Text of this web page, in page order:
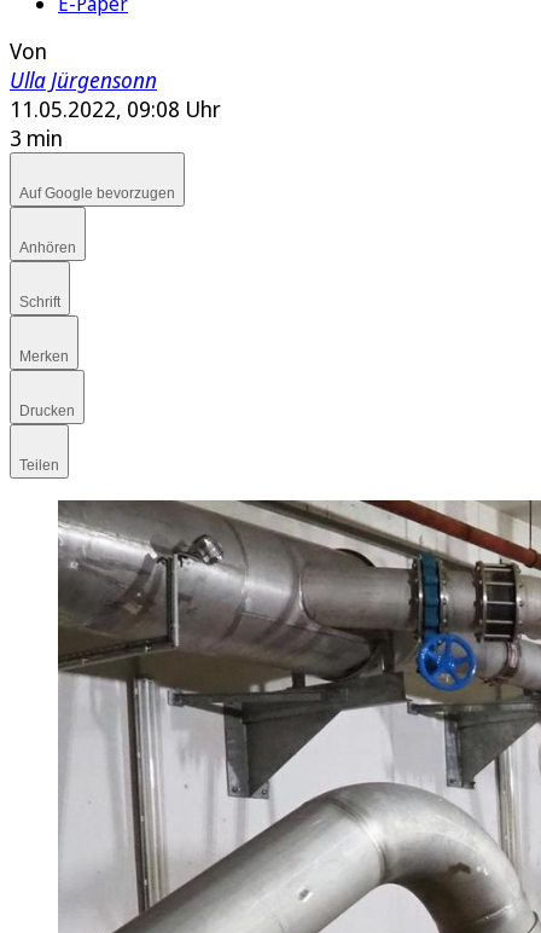
Von
Ulla Jürgensonn
11.05.2022, 09:08 Uhr
3 min
Auf Google bevorzugen
Anhören
Schrift
Merken
Drucken
Teilen